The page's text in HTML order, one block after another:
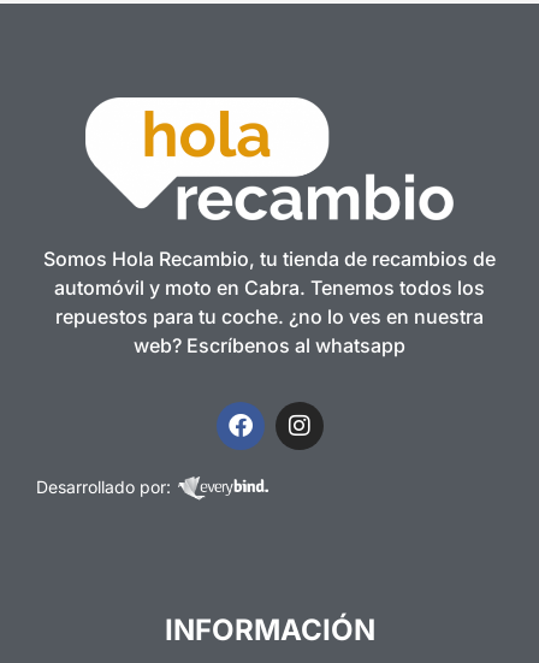
Somos Hola Recambio, tu tienda de recambios de
automóvil y moto en Cabra. Tenemos todos los
repuestos para tu coche. ¿no lo ves en nuestra
web? Escríbenos al whatsapp
Desarrollado por:
INFORMACIÓN